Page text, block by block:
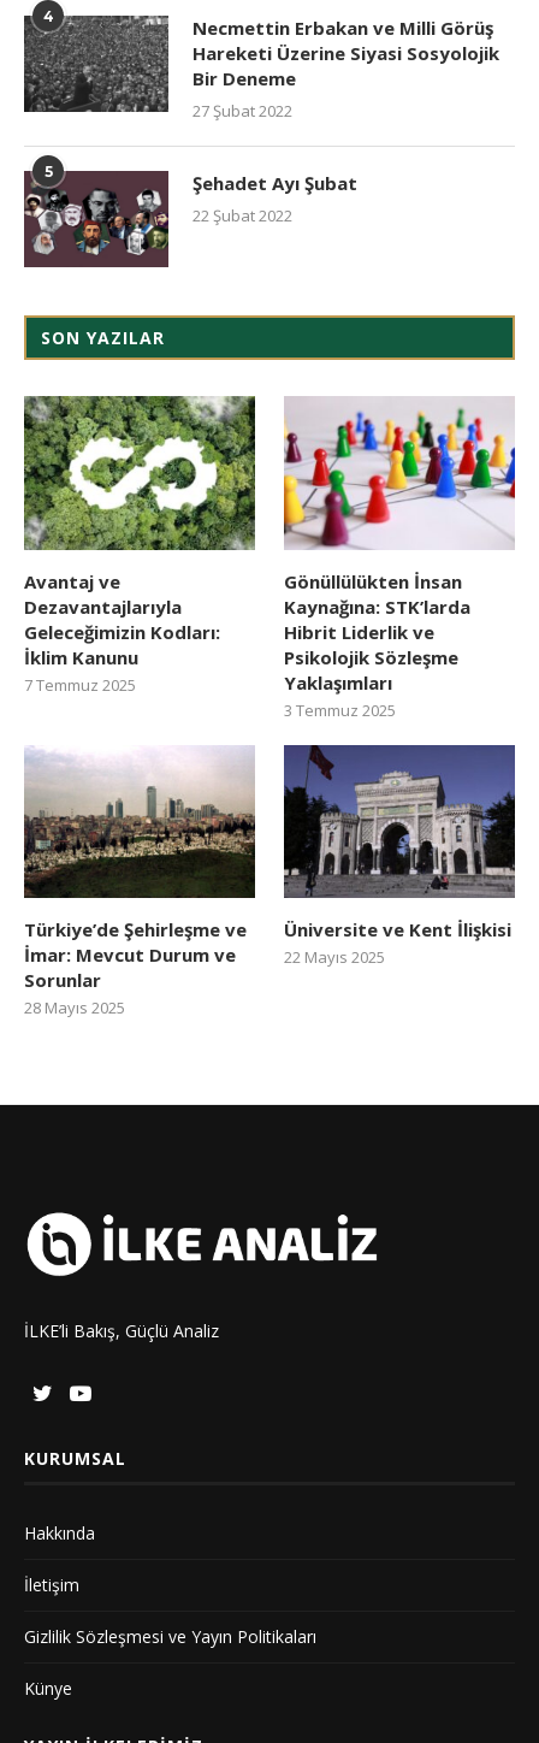
4
Necmettin Erbakan ve Milli Görüş
Hareketi Üzerine Siyasi Sosyolojik
Bir Deneme
27 Şubat 2022
5 Şehadet Ayı Şubat
22 Şubat 2022
SON YAZILAR
Avantaj ve
Dezavantajlarıyla
Geleceğimizin Kodları:
İklim Kanunu
7 Temmuz 2025
Gönüllülükten İnsan
Kaynağına: STK’larda
Hibrit Liderlik ve
Psikolojik Sözleşme
Yaklaşımları
3 Temmuz 2025
Türkiye’de Şehirleşme ve
İmar: Mevcut Durum ve
Sorunlar
28 Mayıs 2025
Üniversite ve Kent İlişkisi
22 Mayıs 2025
İLKE’li Bakış, Güçlü Analiz
KURUMSAL
Hakkında
İletişim
Gizlilik Sözleşmesi ve Yayın Politikaları
Künye